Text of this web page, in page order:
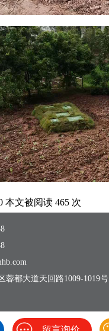
本文被阅读 465 次
蓉都大道天回路1009-1019号